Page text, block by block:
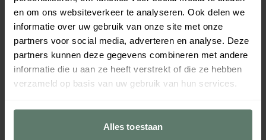
en om ons websiteverkeer te analyseren. Ook delen we
informatie over uw gebruik van onze site met onze
partners voor social media, adverteren en analyse. Deze
partners kunnen deze gegevens combineren met andere
informatie die u aan ze heeft verstrekt of die ze hebben
verzameld op basis van uw gebruik van hun services.
Alles toestaan
Verpakt per